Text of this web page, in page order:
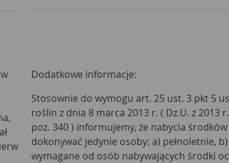
Dodatkowe informacje:
Stosownie do wymogu art. 25 ust. 3 pkt 5
roślin z dnia 8 marca 2013 r. ( Dz.U. z 2013
poz. 340 ) informujemy, że nabycia
dokonywać jedynie osoby: a) pełnoletnie,
wymagane od osób nabywających środki